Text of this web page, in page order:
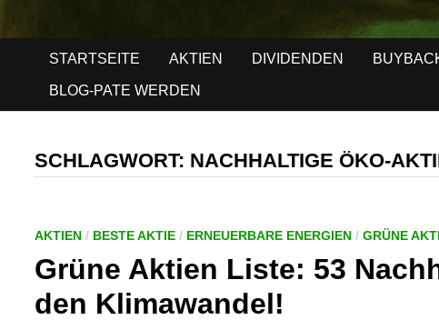
STARTSEITE AKTIEN DIVIDENDEN
BLOG-PATE WERDEN
SCHLAGWORT: NACHHALTIGE ÖKO-
AKTIEN / BESTE AKTIE / ERNEUERBARE ENERGIEN /GRÜNE
Grüne Aktien Liste: 53
den Klimawandel!